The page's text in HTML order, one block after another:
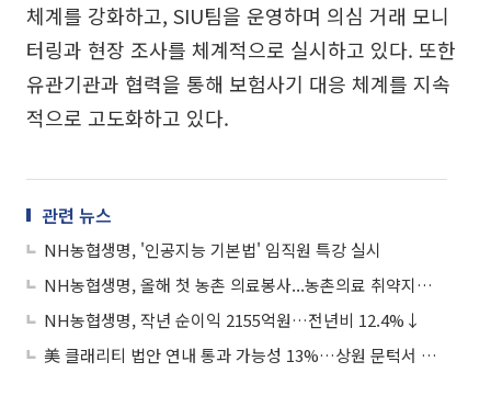
체계를 강화하고, SIU팀을 운영하며 의심 거래 모니
터링과 현장 조사를 체계적으로 실시하고 있다. 또한
유관기관과 협력을 통해 보험사기 대응 체계를 지속
적으로 고도화하고 있다.
관련 뉴스
NH농협생명, '인공지능 기본법' 임직원 특강 실시
NH농협생명, 올해 첫 농촌 의료봉사...농촌의료 취약지역 지원
NH농협생명, 작년 순이익 2155억원…전년비 12.4%↓
美 클래리티 법안 연내 통과 가능성 13%…상원 문턱서 제동